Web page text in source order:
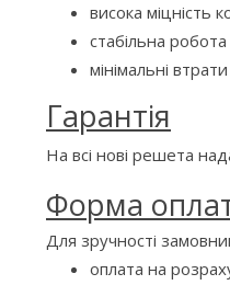
висока міцність
стабільна
мінімальні
Гарантія
На всі нові решета
Форма
Для зручності
оплата на